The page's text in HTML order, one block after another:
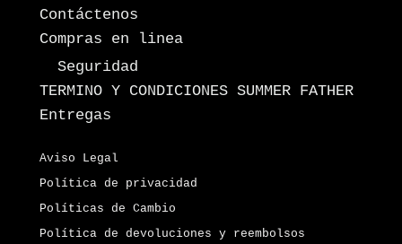
Contáctenos
Compras en linea
Seguridad
TERMINO Y CONDICIONES SUMMER FATHER
Entregas
Aviso Legal
Política de privacidad
Políticas de Cambio
Política de devoluciones y reembolsos